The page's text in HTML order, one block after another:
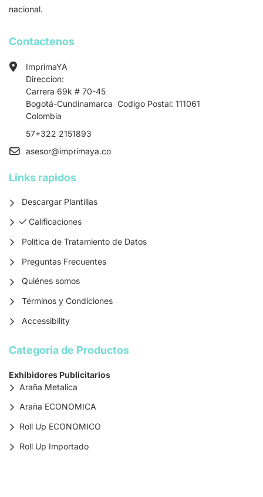
nacional.
Contactenos
ImprimaYA
Direccion:
Carrera 69k # 70-45
Bogotá-Cundinamarca Codigo Postal: 111061
Colombia
57+322 2151893
asesor@imprimaya.co
Links rapidos
Descargar Plantillas
Calificaciones
Calificaciones
Política de Tratamiento de Datos
Preguntas Frecuentes
Quiénes somos
Términos y Condiciones
Accessibility
Categoria de Productos
Exhibidores Publicitarios
Araña Metalica
Araña ECONOMICA
Roll Up ECONOMICO
Roll Up Importado